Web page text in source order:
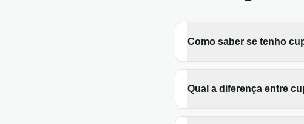
Como saber se tenho
Qual a diferença entre